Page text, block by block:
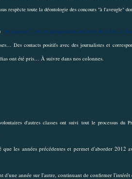
respècte toute la déontologie des concours "à l'aveugle"
"4e pouvoir", est en préparation au lycée de l'Arc, à
Des contacts positifs avec des journalistes et
ont été pris… À suivre dans nos colonnes.
d'autres classes ont suivi tout le processus du
les années précédentes et permet d'aborder 2012
d'une année sur l'autre, continuant de confirmer l'intérêt